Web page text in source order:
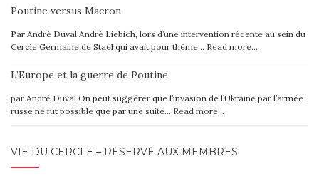
Poutine versus Macron
Par André Duval André Liebich, lors d’une intervention récente au sein du
Cercle Germaine de Staël qui avait pour thème… Read more…
L’Europe et la guerre de Poutine
par André Duval On peut suggérer que l’invasion de l’Ukraine par l’armée
russe ne fut possible que par une suite… Read more…
VIE DU CERCLE – RÉSERVÉ AUX MEMBRES